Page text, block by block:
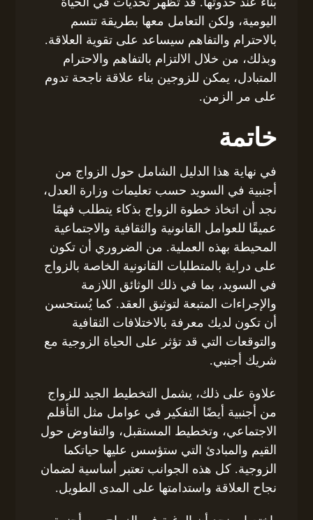
اليومية، ولكن التعامل معها بطريقة تتسم
بالاحترام والتفاهم سيساعد على تقوية العلاقة.
وبذلك، من خلال الالتزام بالتفاهم والاحترام
المتبادل، يمكن للزوجين بناء علاقة ناجحة تدوم
على مر الزمن.
خاتمة
في نهاية هذا الدليل الشامل حول الزواج من
أجنبية في السويد حسب تعليمات وزارة العدل،
نجد أن اتخاذ خطوة الزواج بذكاء يتطلب فهمًا
عميقًا للعوامل القانونية والثقافية والاجتماعية
المحيطة بهذه العملية. من الضروري أن تكون
على دراية بالمتطلبات القانونية الخاصة بالزواج
في السويد، بما في ذلك الوثائق اللازمة
والإجراءات المتبعة لتوثيق العقد. كما يُستحسن
أن تكون لديك معرفة بالاختلافات الثقافية
والتوقعات التي قد تؤثر على الحياة الزوجية مع
شريك أجنبي.
علاوة على ذلك، يشمل التخطيط الجيد للزواج
من أجنبية أيضًا التفكير في عوامل مثل التأقلم
الاجتماعي، وتخطيط المستقبل، والتفاوض حول
القيم والمبادئ التي ستؤسس عليها حياتكما
الزوجية. كل هذه الجوانب تعتبر أساسية لضمان
نجاح العلاقة واستدامتها على المدى الطويل.